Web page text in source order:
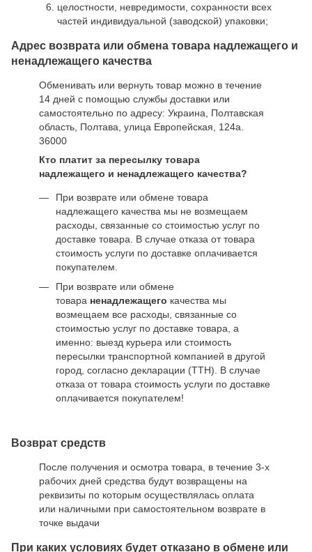
целостности, невредимости, сохранности всех
частей индивидуальной (заводской) упаковки;
Адрес возврата или обмена товара надлежащего и
ненадлежащего качества
Обменивать или вернуть товар можно в течение
14 дней с помощью службы доставки или
самостоятельно по адресу: Украина, Полтавская
область, Полтава, улица Европейская, 124а.
36000
Кто платит за пересылку товара
надлежащего и ненадлежащего качества?
При возврате или обмене товара
надлежащего качества мы не возмещаем
расходы, связанные со стоимостью услуг по
доставке товара. В случае отказа от товара
стоимость услуги по доставке оплачивается
покупателем.
При возврате или обмене
товара ненадлежащего качества мы
возмещаем все расходы, связанные со
стоимостью услуг по доставке товара, а
именно: выезд курьера или стоимость
пересылки транспортной компанией в другой
город, согласно декларации (ТТН). В случае
отказа от товара стоимость услуги по доставке
оплачивается покупателем!
Возврат средств
После получения и осмотра товара, в течение 3-х
рабочих дней средства будут возвращены на
реквизиты по которым осуществлялась оплата
или наличными при самостоятельном возврате в
точке выдачи
При каких условиях будет отказано в обмене или